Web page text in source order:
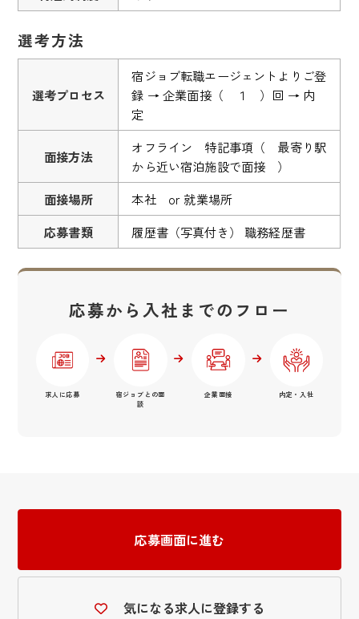
選考方法
選考プロセス
宿ジョブ転職エージェントよりご登
録 → 企業面接（ １ ）回 → 内
定
面接方法
オフライン 特記事項（ 最寄り駅
から近い宿泊施設で面接 ）
面接場所
本社 or 就業場所
応募書類
履歴書（写真付き） 職務経歴書
応募から入社までのフロー
求人に応募
宿ジョブとの面
談
企業面接 内定・入社
応募画面に進む
気になる求人に登録する